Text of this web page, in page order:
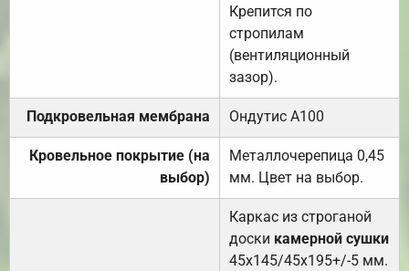
Крепится по
стропилам
(вентиляционный
зазор).
Подкровельная мембрана Ондутис А100
Кровельное покрытие (на
выбор)
Металлочерепица 0,45
мм. Цвет на выбор.
Каркас из строганой
доски камерной сушки
45х145/45х195+/-5 мм.